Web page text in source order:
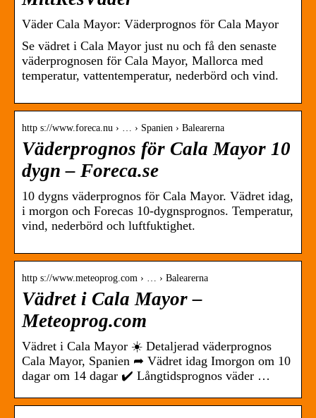
Väder Cala Mayor: Väderprognos för Cala Mayor
Se vädret i Cala Mayor just nu och få den senaste
väderprognosen för Cala Mayor, Mallorca med
temperatur, vattentemperatur, nederbörd och vind.
http s://www.foreca.nu › … › Spanien › Balearerna
Väderprognos för Cala Mayor 10
dygn – Foreca.se
10 dygns väderprognos för Cala Mayor. Vädret idag,
i morgon och Forecas 10-dygnsprognos. Temperatur,
vind, nederbörd och luftfuktighet.
http s://www.meteoprog.com › … › Balearerna
Vädret i Cala Mayor –
Meteoprog.com
Vädret i Cala Mayor ☀️ Detaljerad väderprognos
Cala Mayor, Spanien ➦ Vädret idag Imorgon om 10
dagar om 14 dagar ✔️ Långtidsprognos väder …